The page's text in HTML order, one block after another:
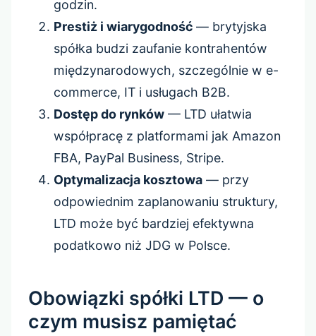
godzin.
Prestiż i wiarygodność— brytyjska
spółka budzi zaufanie kontrahentów
międzynarodowych, szczególnie w e-
commerce, IT i usługach B2B.
Dostęp do rynków— LTD ułatwia
współpracę z platformami jak Amazon
FBA, PayPal Business, Stripe.
Optymalizacja kosztowa— przy
odpowiednim zaplanowaniu struktury,
LTD może być bardziej efektywna
podatkowo niż JDG w Polsce.
Obowiązki spółki LTD — o
czym musisz pamiętać